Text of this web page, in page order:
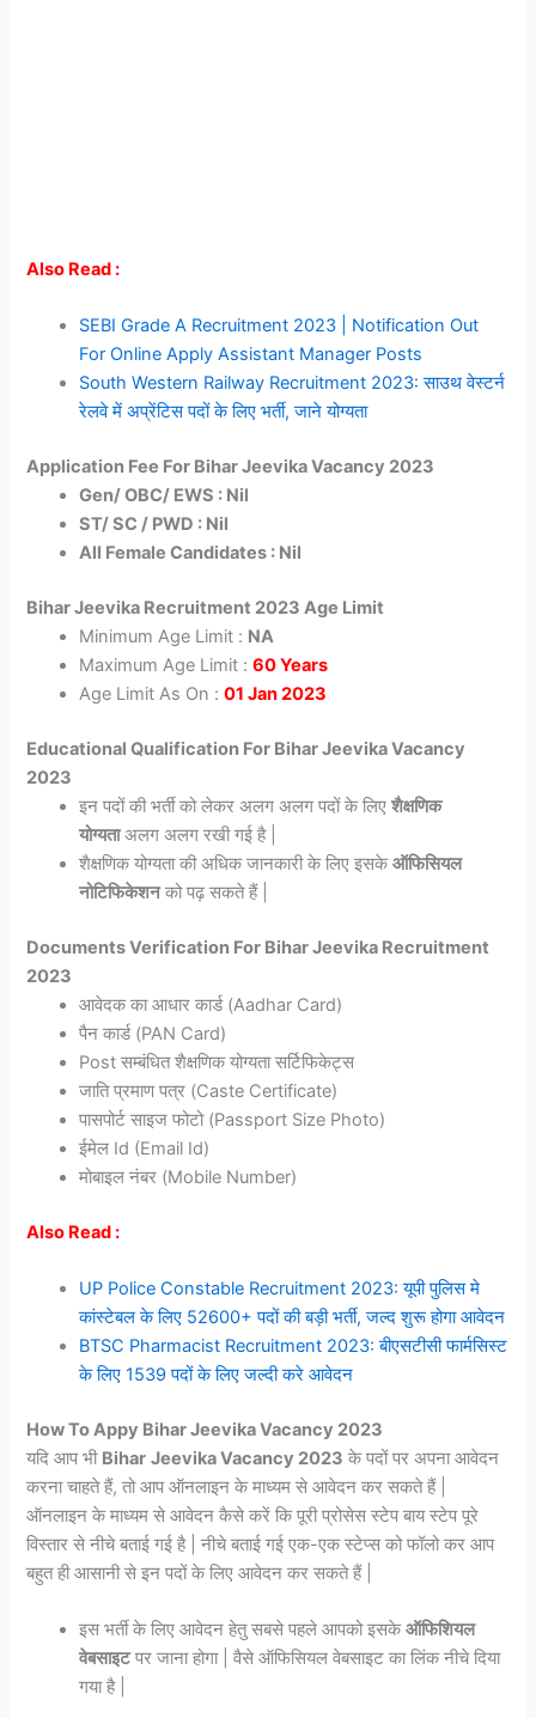
Also Read :
SEBI Grade A Recruitment 2023 | Notification Out
For Online Apply Assistant Manager Posts
South Western Railway Recruitment 2023: साउथ वेस्टर्न
रेलवे में अप्रेंटिस पदों के लिए भर्ती, जाने योग्यता
Application Fee For Bihar Jeevika Vacancy 2023
Gen/ OBC/ EWS : Nil
ST/ SC / PWD : Nil
All Female Candidates : Nil
Bihar Jeevika Recruitment 2023 Age Limit
Minimum Age Limit : NA
Maximum Age Limit :60 Years
Age Limit As On :01 Jan 2023
Educational Qualification For Bihar Jeevika Vacancy
2023
इन पदों की भर्ती को लेकर अलग अलग पदों के लिएशैक्षणिक
योग्यताअलग अलग रखी गई है |
शैक्षणिक योग्यता की अधिक जानकारी के लिए इसकेऑफिसियल
नोटिफिकेशनको पढ़ सकते हैं |
Documents Verification For Bihar Jeevika Recruitment
2023
आवेदक का आधार कार्ड (Aadhar Card)
पैन कार्ड (PAN Card)
Post सम्बंधित शैक्षणिक योग्यता सर्टिफिकेट्स
जाति प्रमाण पत्र (Caste Certificate)
पासपोर्ट साइज फोटो (Passport Size Photo)
ईमेल Id (Email Id)
मोबाइल नंबर (Mobile Number)
Also Read :
UP Police Constable Recruitment 2023: यूपी पुलिस मे
कांस्टेबल के लिए 52600+ पदों की बड़ी भर्ती, जल्द शुरू होगा आवेदन
BTSC Pharmacist Recruitment 2023: बीएसटीसी फार्मसिस्ट
के लिए 1539 पदों के लिए जल्दी करे आवेदन
How To Appy Bihar Jeevika Vacancy 2023
यदि आप भी Bihar Jeevika Vacancy 2023 के पदों पर अपना आवेदन
करना चाहते हैं, तो आप ऑनलाइन के माध्यम से आवेदन कर सकते हैं |
ऑनलाइन के माध्यम से आवेदन कैसे करें कि पूरी प्रोसेस स्टेप बाय स्टेप पूरे
विस्तार से नीचे बताई गई है | नीचे बताई गई एक-एक स्टेप्स को फॉलो कर आप
बहुत ही आसानी से इन पदों के लिए आवेदन कर सकते हैं |
इस भर्ती के लिए आवेदन हेतु सबसे पहले आपको इसकेऑफिशियल
वेबसाइटपर जाना होगा | वैसे ऑफिसियल वेबसाइट का लिंक नीचे दिया
गया है |